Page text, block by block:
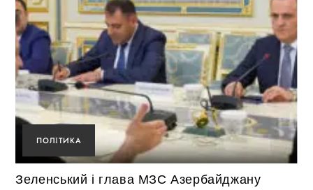
ПОЛІТИКА
Зеленський і глава МЗС Азербайджану